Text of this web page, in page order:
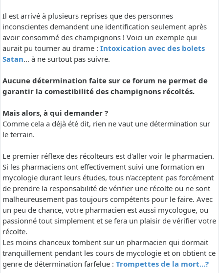
Il est arrivé à plusieurs reprises que des personnes
inconscientes demandent une identification seulement après
avoir consommé des champignons ! Voici un exemple qui
aurait pu tourner au drame : Intoxication avec des bolets
Satan... à ne surtout pas suivre.
Aucune détermination faite sur ce forum ne permet de
garantir la comestibilité des champignons récoltés.
Mais alors, à qui demander ?
Comme cela a déjà été dit, rien ne vaut une détermination sur
le terrain.
Le premier réflexe des récolteurs est d'aller voir le pharmacien.
Si les pharmaciens ont effectivement suivi une formation en
mycologie durant leurs études, tous n'acceptent pas forcément
de prendre la responsabilité de vérifier une récolte ou ne sont
malheureusement pas toujours compétents pour le faire. Avec
un peu de chance, votre pharmacien est aussi mycologue, ou
passionné tout simplement et se fera un plaisir de vérifier votre
récolte.
Les moins chanceux tombent sur un pharmacien qui dormait
tranquillement pendant les cours de mycologie et on obtient ce
genre de détermination farfelue : Trompettes de la mort...?